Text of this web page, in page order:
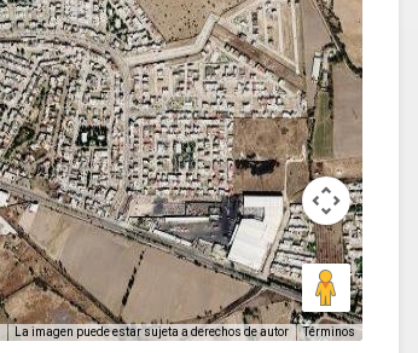
La imagen puede estar sujeta a derechos de autor Términos